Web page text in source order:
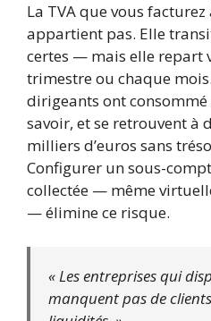
La TVA que vous facturez
appartient pas. Elle
certes — mais elle repart
trimestre ou chaque
dirigeants ont consommé
savoir, et se retrouvent à
milliers d’euros sans
Configurer un sous-
collectée — même
— élimine ce risque.
« Les entreprises qui
manquent pas de